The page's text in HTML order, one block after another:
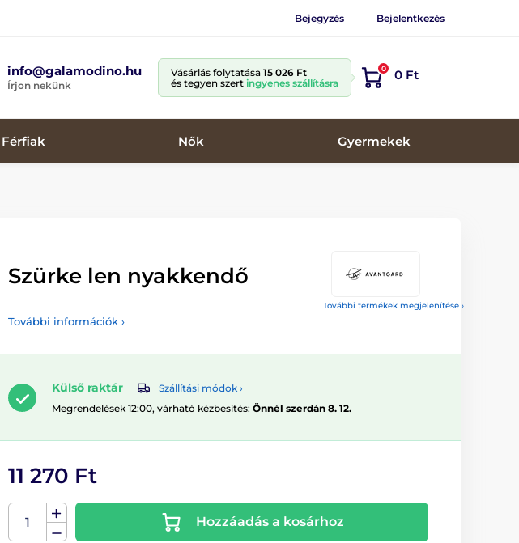
Bejegyzés Bejelentkezés
info@galamodino.hu
Írjon nekünk
Vásárlás folytatása 15 026 Ft
és tegyen szert ingyenes szállításra
0 0 Ft
Férfiak Nők Gyermekek
További termékek megjelenítése ›
Szürke len nyakkendő
További információk ›
Külső raktár
Szállítási módok ›
Megrendelések 12:00, várható kézbesítés: Önnél szerdán 8. 12.
11 270 Ft
Hozzáadás a kosárhoz